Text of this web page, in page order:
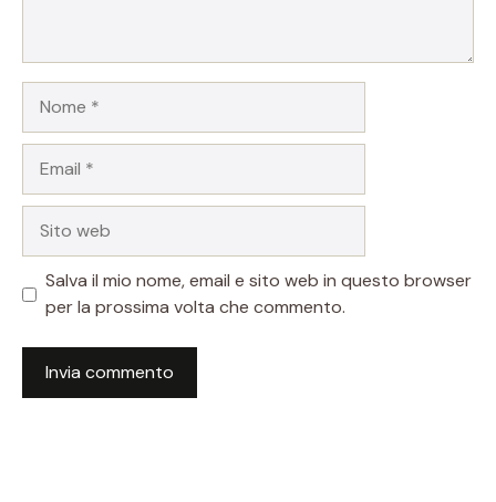
web
Salva il mio nome, email e sito web in questo browser
per la prossima volta che commento.